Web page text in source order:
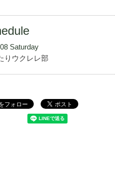
Saturday
りウクレレ部